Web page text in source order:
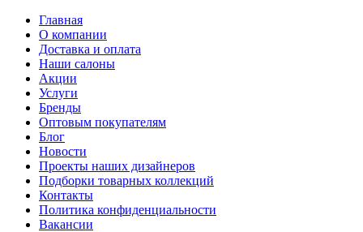
Главная
О компании
Доставка и оплата
Наши cалоны
Акции
Услуги
Бренды
Оптовым покупателям
Блог
Новости
Проекты наших дизайнеров
Подборки товарных коллекций
Контакты
Политика конфиденциальности
Вакансии